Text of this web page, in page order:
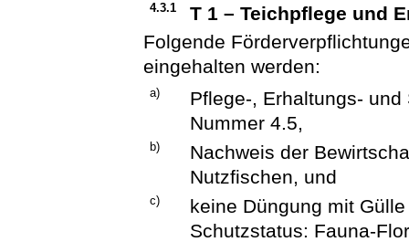
4.3.1
T 1 – Teichpflege und
Folgende
eingehalten werden:
a)
Pflege-, Erhaltungs-
Nummer 4.5,
b)
Nachweis der
Nutzfischen, und
c)
keine Düngung mit
Schutzstatus: Fauna-